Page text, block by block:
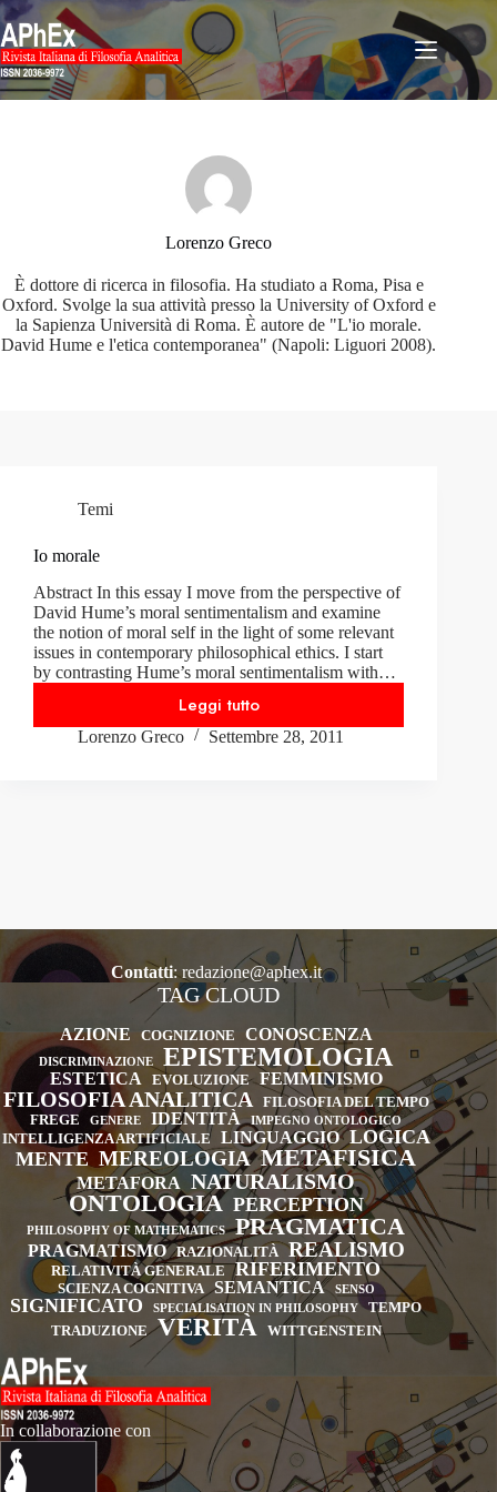
Salta
al
contenuto
Lorenzo Greco
È dottore di ricerca in filosofia. Ha studiato a Roma, Pisa e
Oxford. Svolge la sua attività presso la University of Oxford e
la Sapienza Università di Roma. È autore de "L'io morale.
David Hume e l'etica contemporanea" (Napoli: Liguori 2008).
Temi
Io morale
Abstract In this essay I move from the perspective of
David Hume’s moral sentimentalism and examine
the notion of moral self in the light of some relevant
issues in contemporary philosophical ethics. I start
by contrasting Hume’s moral sentimentalism with…
Leggi tutto
Io
morale
Lorenzo Greco Settembre 28, 2011
Contatti:redazione@aphex.it
TAG CLOUD
AZIONE COGNIZIONE CONOSCENZA
DISCRIMINAZIONE EPISTEMOLOGIA
ESTETICA EVOLUZIONE FEMMINISMO
FILOSOFIA ANALITICA
FILOSOFIA DEL TEMPO
FREGE
GENERE IDENTITÀ IMPEGNO ONTOLOGICO
INTELLIGENZA ARTIFICIALE LINGUAGGIO LOGICA
MENTE MEREOLOGIA METAFISICA
METAFORA NATURALISMO
ONTOLOGIA PERCEPTION
PHILOSOPHY OF MATHEMATICS PRAGMATICA
PRAGMATISMO RAZIONALITÀ REALISMO
RELATIVITÀ GENERALE RIFERIMENTO
SCIENZA COGNITIVA SEMANTICA SENSO
SIGNIFICATO SPECIALISATION IN PHILOSOPHY
TEMPO
TRADUZIONE VERITÀ WITTGENSTEIN
In collaborazione con